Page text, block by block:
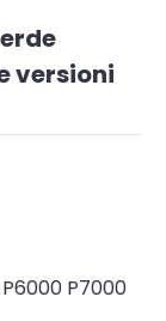
versioni
P7000